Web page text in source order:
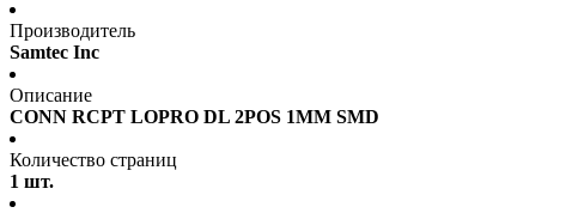
Производитель
Samtec Inc
Описание
CONN RCPT LOPRO DL 2POS 1MM SMD
Количество страниц
1 шт.